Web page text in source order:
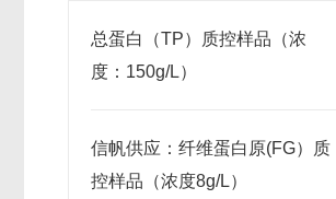
总蛋白（TP）质控样品（浓
度：150g/L）
信帆供应：纤维蛋白原(FG）质
控样品（浓度8g/L）